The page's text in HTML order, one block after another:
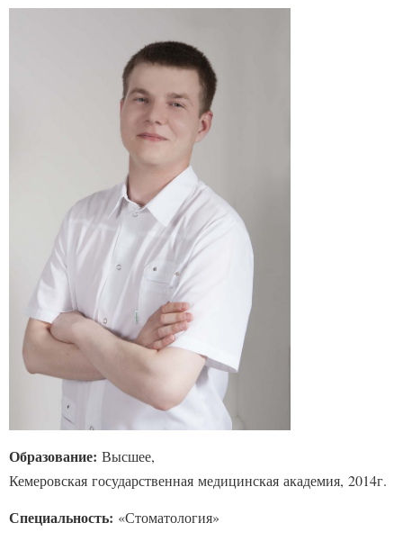
Образование: Высшее,
Кемеровская государственная медицинская академия, 2014г.
Специальность: «Стоматология»